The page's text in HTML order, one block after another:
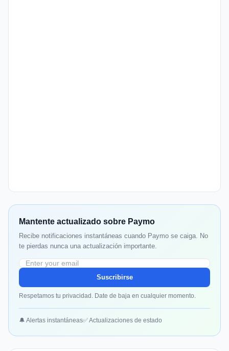
Mantente actualizado sobre Paymo
Recibe notificaciones instantáneas cuando Paymo se caiga. No
te pierdas nunca una actualización importante.
Suscribirse
Respetamos tu privacidad. Date de baja en cualquier momento.
🔔 Alertas instantáneas✅ Actualizaciones de estado